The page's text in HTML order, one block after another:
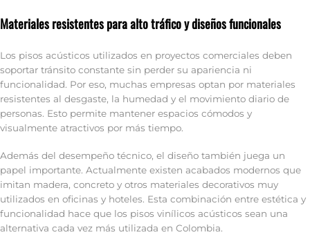
Materiales resistentes para alto tráfico y diseños funcionales
Los pisos acústicos utilizados en proyectos comerciales deben
soportar tránsito constante sin perder su apariencia ni
funcionalidad. Por eso, muchas empresas optan por materiales
resistentes al desgaste, la humedad y el movimiento diario de
personas. Esto permite mantener espacios cómodos y
visualmente atractivos por más tiempo.
Además del desempeño técnico, el diseño también juega un
papel importante. Actualmente existen acabados modernos que
imitan madera, concreto y otros materiales decorativos muy
utilizados en oficinas y hoteles. Esta combinación entre estética y
funcionalidad hace que los pisos vinílicos acústicos sean una
alternativa cada vez más utilizada en Colombia.